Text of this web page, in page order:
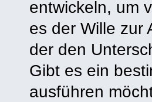
entwickeln, um
es der Wille zur
der den
Gibt es ein
ausführen